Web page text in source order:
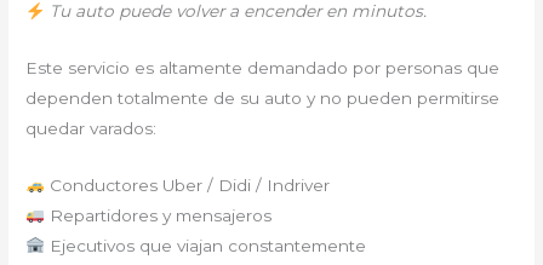
Tu auto puede volver a encender en minutos.
Este servicio es altamente demandado por personas que
dependen totalmente de su auto y no pueden permitirse
quedar varados:
Conductores Uber / Didi / Indriver
Repartidores y mensajeros
Ejecutivos que viajan constantemente